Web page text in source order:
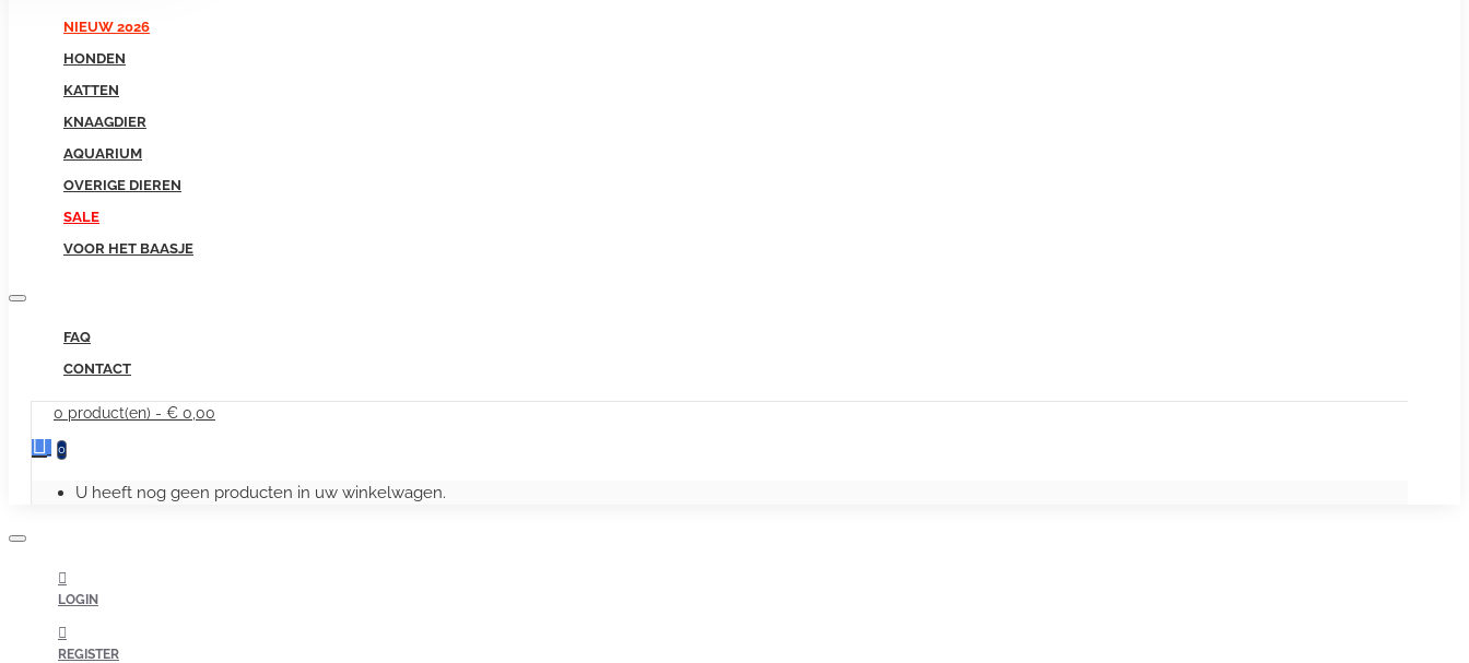
NIEUW 2026
HONDEN
KATTEN
KNAAGDIER
AQUARIUM
OVERIGE DIEREN
SALE
VOOR HET BAASJE
FAQ
CONTACT
0 product(en) - € 0,00
0
U heeft nog geen producten in uw winkelwagen.
LOGIN
REGISTER